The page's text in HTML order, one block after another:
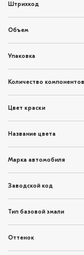
Штрихкод
Объем
Упаковка
Количество компонентов
Цвет краски
Название цвета
Марка автомобиля
Заводской код
Тип базовой эмали
Оттенок